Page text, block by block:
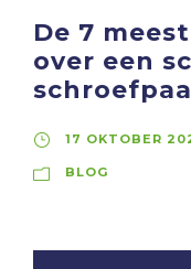
De 7
over een
17 OKTOBER
BLOG